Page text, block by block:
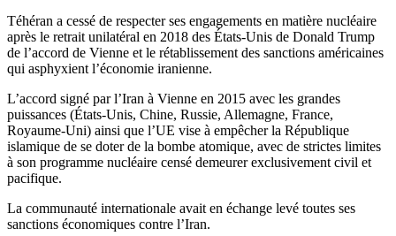
Téhéran a cessé de respecter ses engagements en matière nucléaire
après le retrait unilatéral en 2018 des États-Unis de Donald Trump
de l’accord de Vienne et le rétablissement des sanctions américaines
qui asphyxient l’économie iranienne.
L’accord signé par l’Iran à Vienne en 2015 avec les grandes
puissances (États-Unis, Chine, Russie, Allemagne, France,
Royaume-Uni) ainsi que l’UE vise à empêcher la République
islamique de se doter de la bombe atomique, avec de strictes limites
à son programme nucléaire censé demeurer exclusivement civil et
pacifique.
La communauté internationale avait en échange levé toutes ses
sanctions économiques contre l’Iran.